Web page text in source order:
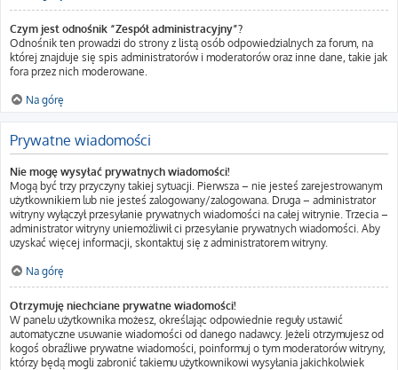
Czym jest odnośnik “Zespół administracyjny”?
Odnośnik ten prowadzi do strony z listą osób odpowiedzialnych za forum, na
której znajduje się spis administratorów i moderatorów oraz inne dane, takie jak
fora przez nich moderowane.
Na górę
Prywatne wiadomości
Nie mogę wysyłać prywatnych wiadomości!
Mogą być trzy przyczyny takiej sytuacji. Pierwsza – nie jesteś zarejestrowanym
użytkownikiem lub nie jesteś zalogowany/zalogowana. Druga – administrator
witryny wyłączył przesyłanie prywatnych wiadomości na całej witrynie. Trzecia –
administrator witryny uniemożliwił ci przesyłanie prywatnych wiadomości. Aby
uzyskać więcej informacji, skontaktuj się z administratorem witryny.
Na górę
Otrzymuję niechciane prywatne wiadomości!
W panelu użytkownika możesz, określając odpowiednie reguły ustawić
automatyczne usuwanie wiadomości od danego nadawcy. Jeżeli otrzymujesz od
kogoś obraźliwe prywatne wiadomości, poinformuj o tym moderatorów witryny,
którzy będą mogli zabronić takiemu użytkownikowi wysyłania jakichkolwiek